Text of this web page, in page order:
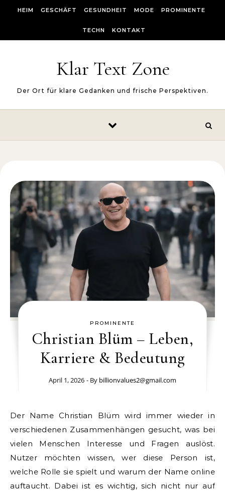
HEIM GESCHÄFT GESUNDHEIT MODE PROMINENTE
TECHN KONTAKT
Klar Text Zone
Der Ort für klare Gedanken und frische Perspektiven.
PROMINENTE
Christian Blüm – Leben,
Karriere & Bedeutung
April 1, 2026 - By billionvalues2@gmail.com
Der Name Christian Blüm wird immer wieder in
verschiedenen Zusammenhängen gesucht, was bei
vielen Menschen Interesse und Fragen auslöst.
Nutzer möchten wissen, wer diese Person ist,
welche Rolle sie spielt und warum der Name online
auftaucht. Dabei ist es wichtig, sich nicht nur auf